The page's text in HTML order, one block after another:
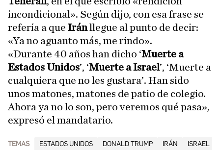
incondicional». Según dijo, con esa frase se
refería a que Iránllegue al punto de decir:
«Ya no aguanto más, me rindo».
«Durante 40 años han dicho ‘Muerte a
Estados Unidos’, ‘Muerte a Israel’, ‘Muerte a
cualquiera que no les gustara’. Han sido
unos matones, matones de patio de colegio.
Ahora ya no lo son, pero veremos qué pasa»,
expresó el mandatario.
TEMAS ESTADOS UNIDOS DONALD TRUMP IRÁN ISRAEL